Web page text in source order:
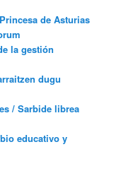
de Asturias
la gestión
dugu
/ Sarbide librea
educativo y